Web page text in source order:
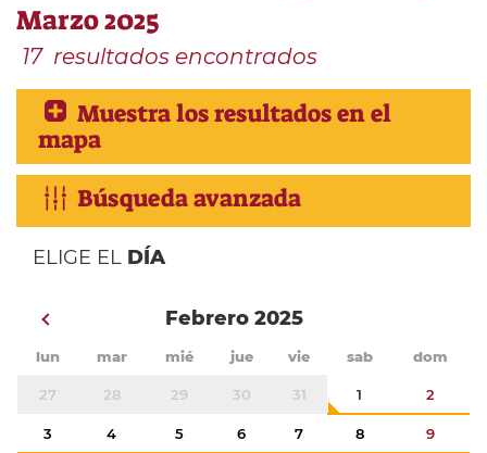
Marzo 2025
17 resultados encontrados
Muestra los resultados en el
mapa
Búsqueda avanzada
ELIGE EL DÍA
Febrero 2025
lun mar mié jue vie sab dom
27 28 29 30 31 1 2
3 4 5 6 7 8 9